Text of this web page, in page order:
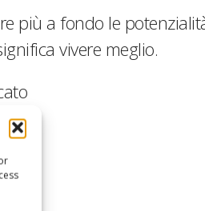
più a fondo le
vivere meglio.